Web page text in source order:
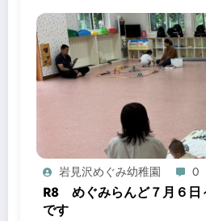
岩見沢めぐみ幼稚園 0
R8 めぐみらんど７月６日
です